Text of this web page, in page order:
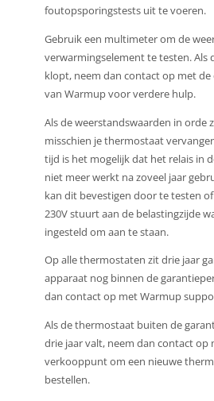
foutopsporingstests uit te voeren.
Gebruik een multimeter om de
verwarmingselement te testen. Als
klopt, neem dan contact op met
van Warmup voor verdere hulp.
Als de weerstandswaarden in orde
misschien je thermostaat
tijd is het mogelijk dat het relais in
niet meer werkt na zoveel jaar
kan dit bevestigen door te testen
230V stuurt aan de belastingzijde
ingesteld om aan te staan.
Op alle thermostaten zit drie jaar
apparaat nog binnen de
dan contact op met Warmup
Als de thermostaat buiten de
drie jaar valt, neem dan contact op
verkooppunt om een nieuwe
bestellen.